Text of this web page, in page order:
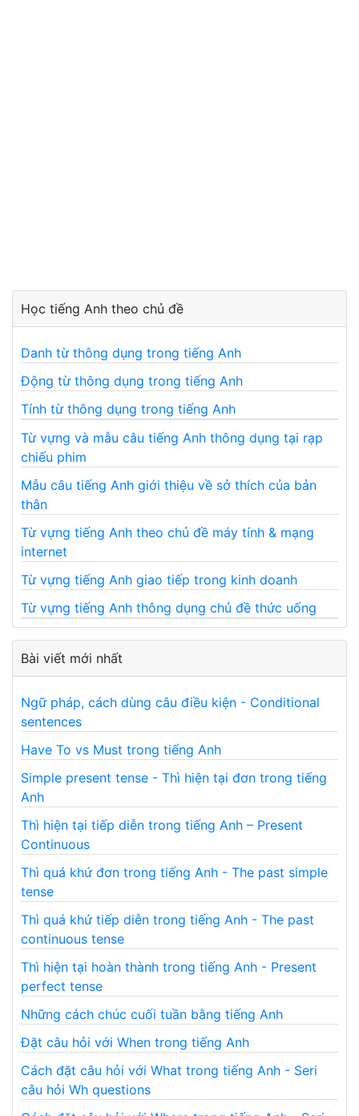
Học tiếng Anh theo chủ đề
Danh từ thông dụng trong tiếng Anh
Động từ thông dụng trong tiếng Anh
Tính từ thông dụng trong tiếng Anh
Từ vựng và mẫu câu tiếng Anh thông dụng tại rạp
chiếu phim
Mẫu câu tiếng Anh giới thiệu về sở thích của bản
thân
Từ vựng tiếng Anh theo chủ đề máy tính & mạng
internet
Từ vựng tiếng Anh giao tiếp trong kinh doanh
Từ vựng tiếng Anh thông dụng chủ đề thức uống
Bài viết mới nhất
Ngữ pháp, cách dùng câu điều kiện - Conditional
sentences
Have To vs Must trong tiếng Anh
Simple present tense - Thì hiện tại đơn trong tiếng
Anh
Thì hiện tại tiếp diễn trong tiếng Anh – Present
Continuous
Thì quá khứ đơn trong tiếng Anh - The past simple
tense
Thì quá khứ tiếp diễn trong tiếng Anh - The past
continuous tense
Thì hiện tại hoàn thành trong tiếng Anh - Present
perfect tense
Những cách chúc cuối tuần bằng tiếng Anh
Đặt câu hỏi với When trong tiếng Anh
Cách đặt câu hỏi với What trong tiếng Anh - Seri
câu hỏi Wh questions